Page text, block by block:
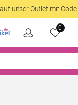
unser Outlet mit Code:
0